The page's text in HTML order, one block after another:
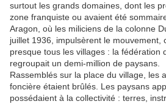
surtout les grands domaines, dont les
zone franquiste ou avaient été
Aragon, où les miliciens de la colonne
juillet 1936, impulsèrent le mouvement,
presque tous les villages : la fédération
regroupait un demi-million de paysans.
Rassemblés sur la place du village, les
foncière étaient brûlés. Les paysans
possédaient à la collectivité : terres,